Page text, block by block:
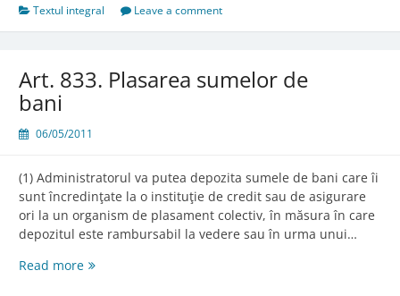
prudenţiale
ale
Textul integral Leave a comment
Art. 833. Plasarea sumelor de
bani
06/05/2011
(1) Administratorul va putea depozita sumele de bani care îi
sunt încredinţate la o instituţie de credit sau de asigurare
ori la un organism de plasament colectiv, în măsura în care
depozitul este rambursabil la vedere sau în urma unui…
Read moreArt.